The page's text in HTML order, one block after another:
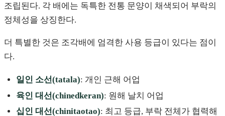
조립된다. 각 배에는 독특한 전통 문양이 채색되어 부락의
정체성을 상징한다.
더 특별한 것은 조각배에 엄격한 사용 등급이 있다는 점이
다.
일인 소선(tatala): 개인 근해 어업
육인 대선(chinedkeran): 원해 날치 어업
십인 대선(chinitaotao): 최고 등급, 부락 전체가 협력해